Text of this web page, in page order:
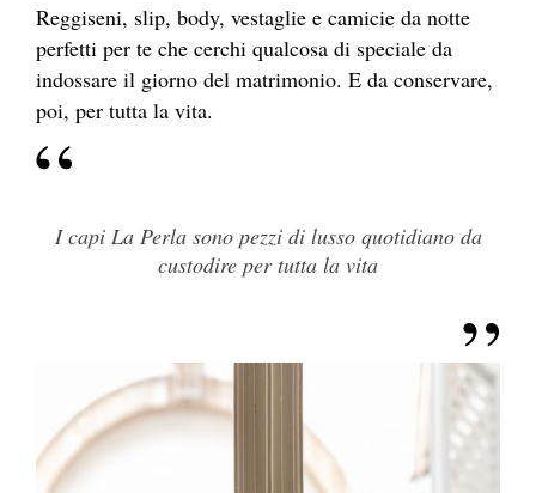
Reggiseni, slip, body, vestaglie e camicie da notte
perfetti per te che cerchi qualcosa di speciale da
indossare il giorno del matrimonio. E da conservare,
poi, per tutta la vita.
I capi La Perla sono pezzi di lusso quotidiano da
custodire per tutta la vita